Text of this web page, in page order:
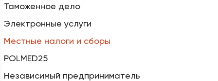
Таможенное дело
Электронные услуги
Местные налоги и сборы
POLMED25
Независимый предприниматель